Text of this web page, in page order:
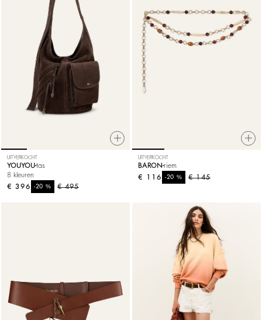
UITVERKOCHT
YOUYOUtas
8 kleuren
€ 495
-20%
€ 396
UITVERKOCHT
BARON riem
€ 145
-20%
€ 116